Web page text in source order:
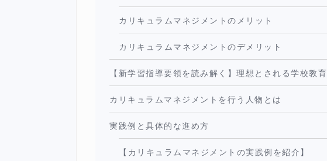
カリキュラムマネジメントのメリット
カリキュラムマネジメントのデメリット
【新学習指導要領を読み解く】理想とされる学校教育
カリキュラムマネジメントを行う人物とは
実践例と具体的な進め方
【カリキュラムマネジメントの実践例を紹介】